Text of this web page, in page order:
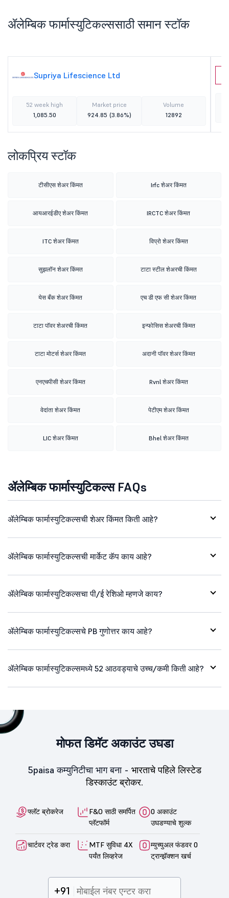
ॲलेम्बिक फार्मास्युटिकल्ससाठी समान स्टॉक
Supriya Lifescience Ltd
52 week high
1,085.50
Market price
924.85 (3.86%)
Volume
12892
लोकप्रिय स्टॉक
टीसीएस शेअर किंमत Irfc शेअर किंमत
आयआरईडीए शेअर किंमत IRCTC शेअर किंमत
ITC शेअर किंमत विप्रो शेअर किंमत
सुझलॉन शेअर किंमत टाटा स्टील शेअरची किंमत
येस बँक शेअर किंमत एच डी एफ सी शेअर किंमत
टाटा पॉवर शेअरची किंमत इन्फोसिस शेअरची किंमत
टाटा मोटर्स शेअर किंमत अदानी पॉवर शेअर किंमत
एनएचपीसी शेअर किंमत Rvnl शेअर किंमत
वेदांता शेअर किंमत पेटीएम शेअर किंमत
LIC शेअर किंमत Bhel शेअर किंमत
ॲलेम्बिक फार्मास्युटिकल्स FAQs
ॲलेम्बिक फार्मास्युटिकल्सची शेअर किंमत किती आहे?
ॲलेम्बिक फार्मास्युटिकल्सची मार्केट कॅप काय आहे?
ॲलेम्बिक फार्मास्युटिकल्सचा पी/ई रेशिओ म्हणजे काय?
ॲलेम्बिक फार्मास्युटिकल्सचे PB गुणोत्तर काय आहे?
ॲलेम्बिक फार्मास्युटिकल्समध्ये 52 आठवड्याचे उच्च/कमी किती आहे?
मोफत डिमॅट अकाउंट उघडा
5paisa कम्युनिटीचा भाग बना - भारताचे पहिले लिस्टेड
डिस्काउंट ब्रोकर.
फ्लॅट ब्रोकरेज
F&O साठी समर्पित
प्लॅटफॉर्म
0 अकाउंट
उघडण्याचे शुल्क
चार्टवर ट्रेड करा
MTF सुविधा 4X
पर्यंत लिव्हरेज
म्युच्युअल फंडवर 0
ट्रान्झॅक्शन खर्च
+91